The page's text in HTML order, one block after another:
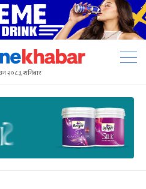
२०८३, शनिबार